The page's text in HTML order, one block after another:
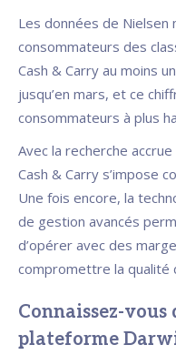
Les données de
consommateurs des
Cash & Carry au moins
jusqu’en mars, et ce
consommateurs à plus
Avec la recherche
Cash & Carry s’impose
Une fois encore, la
de gestion avancés
d’opérer avec des
compromettre la qualité
Connaissez-
plateforme